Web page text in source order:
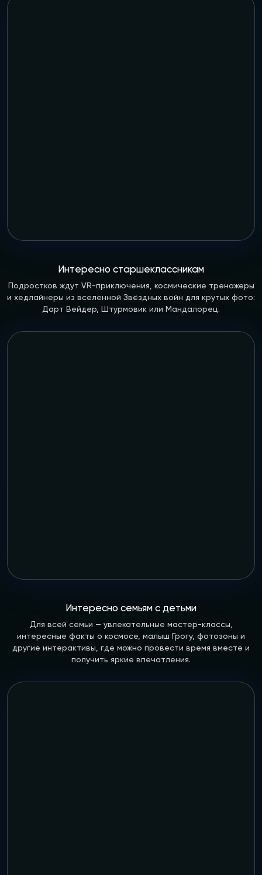
Интересно старшеклассникам
Подростков ждут VR-приключения, космические тренажеры
и хедлайнеры из вселенной Звёздных войн для крутых фото:
Дарт Вейдер, Штурмовик или Мандалорец.
Интересно семьям с детьми
Для всей семьи — увлекательные мастер-классы,
интересные факты о космосе, малыш Грогу, фотозоны и
другие интерактивы, где можно провести время вместе и
получить яркие впечатления.